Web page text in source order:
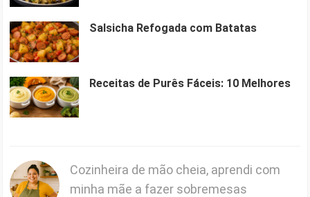
Salsicha Refogada com Batatas
Receitas de Purês Fáceis: 10 Melhores
Cozinheira de mão cheia, aprendi com
minha mãe a fazer sobremesas